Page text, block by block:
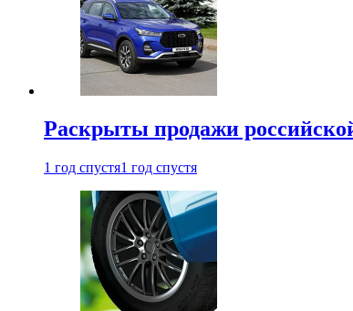
Раскрыты продажи
1 год спустя1 год спустя